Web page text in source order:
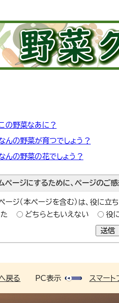
この野菜なあに？
なんの野菜が育つでしょう？
なんの野菜の花でしょう？
ページにするために、ページのご
ージ（本ページを含む）は、役に立
どちらともいえない 役
送信
戻る PC表示 スマート